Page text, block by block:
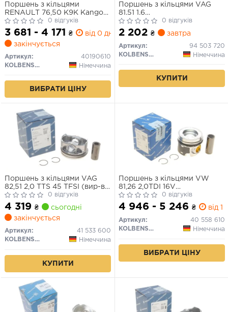
Поршень з кільцями
RENAULT 76,50 K9K Kangoo
1.5 dCi 2000-d26 (вир-во KS)
0 відгуків
3 681 - 4 171 ₴
від 0 дн.
закінчується
Артикул:
40190610
KOLBENSCHMIDT
Німеччина
ВИБРАТИ ЦІНУ
Поршень з кільцями VAG
81.51 1.6
ADP/AEK/AFT/AUR/AKL
(вир-во KS)
0 відгуків
2 202 ₴ завтра
Артикул:
94 503 720
KOLBENSCHMIDT
Німеччина
КУПИТИ
Поршень з кільцями VAG
82,51 2,0 TTS 45 TFSI (вир-во
KS)
0 відгуків
4 319 ₴
сьогодні
закінчується
Артикул:
41 533 600
KOLBENSCHMIDT
Німеччина
КУПИТИ
Поршень з кільцями VW
81,26 2,0TDI 16V
(вир-во KS)
0 відгуків
4 946 - 5 246 ₴ від 1
Артикул:
40 558 610
KOLBENSCHMIDT
Німеччина
ВИБРАТИ ЦІНУ